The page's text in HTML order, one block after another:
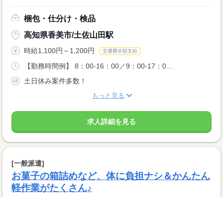
梱包・仕分け・検品
高知県香美市/土佐山田駅
時給1,100円～1,200円 交通費全額支給
【勤務時間例】 8：00-16：00／9：00-17：0...
土日休み案件多数！
もっと見る
求人詳細を見る
[一般派遣]
お菓子の箱詰めなど、体に負担ナシ＆かんたん
軽作業がたくさん♪